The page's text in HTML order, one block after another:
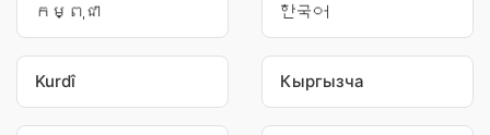
កម្ពុជា 한국어
Kurdî Кыргызча